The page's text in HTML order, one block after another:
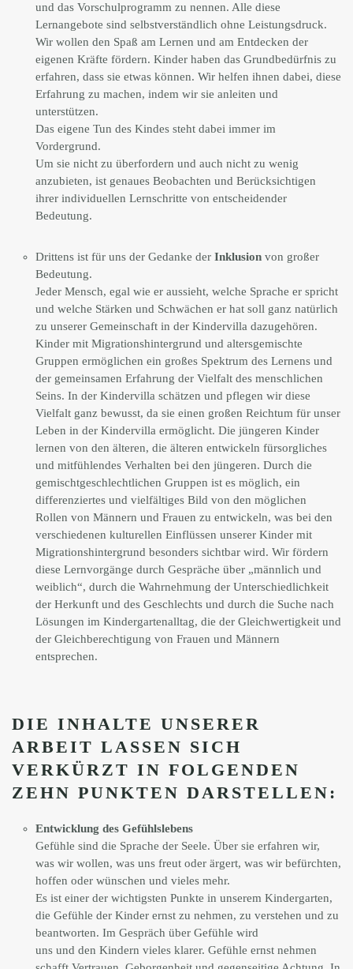
und das Vorschulprogramm zu nennen. Alle diese
Lernangebote sind selbstverständlich ohne Leistungsdruck.
Wir wollen den Spaß am Lernen und am Entdecken der
eigenen Kräfte fördern. Kinder haben das Grundbedürfnis zu
erfahren, dass sie etwas können. Wir helfen ihnen dabei, diese
Erfahrung zu machen, indem wir sie anleiten und
unterstützen.
Das eigene Tun des Kindes steht dabei immer im
Vordergrund.
Um sie nicht zu überfordern und auch nicht zu wenig
anzubieten, ist genaues Beobachten und Berücksichtigen
ihrer individuellen Lernschritte von entscheidender
Bedeutung.
Drittens ist für uns der Gedanke der Inklusion von großer
Bedeutung.
Jeder Mensch, egal wie er aussieht, welche Sprache er spricht
und welche Stärken und Schwächen er hat soll ganz natürlich
zu unserer Gemeinschaft in der Kindervilla dazugehören.
Kinder mit Migrationshintergrund und altersgemischte
Gruppen ermöglichen ein großes Spektrum des Lernens und
der gemeinsamen Erfahrung der Vielfalt des menschlichen
Seins. In der Kindervilla schätzen und pflegen wir diese
Vielfalt ganz bewusst, da sie einen großen Reichtum für unser
Leben in der Kindervilla ermöglicht. Die jüngeren Kinder
lernen von den älteren, die älteren entwickeln fürsorgliches
und mitfühlendes Verhalten bei den jüngeren. Durch die
gemischtgeschlechtlichen Gruppen ist es möglich, ein
differenziertes und vielfältiges Bild von den möglichen
Rollen von Männern und Frauen zu entwickeln, was bei den
verschiedenen kulturellen Einflüssen unserer Kinder mit
Migrationshintergrund besonders sichtbar wird. Wir fördern
diese Lernvorgänge durch Gespräche über „männlich und
weiblich“, durch die Wahrnehmung der Unterschiedlichkeit
der Herkunft und des Geschlechts und durch die Suche nach
Lösungen im Kindergartenalltag, die der Gleichwertigkeit und
der Gleichberechtigung von Frauen und Männern
entsprechen.
DIE INHALTE UNSERER
ARBEIT LASSEN SICH
VERKÜRZT IN FOLGENDEN
ZEHN PUNKTEN DARSTELLEN:
Entwicklung des Gefühlslebens
Gefühle sind die Sprache der Seele. Über sie erfahren wir,
was wir wollen, was uns freut oder ärgert, was wir befürchten,
hoffen oder wünschen und vieles mehr.
Es ist einer der wichtigsten Punkte in unserem Kindergarten,
die Gefühle der Kinder ernst zu nehmen, zu verstehen und zu
beantworten. Im Gespräch über Gefühle wird
uns und den Kindern vieles klarer. Gefühle ernst nehmen